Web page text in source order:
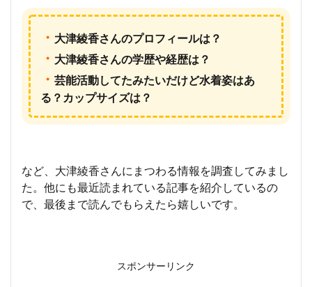
・ 大津綾香さんのプロフィールは？
・ 大津綾香さんの学歴や経歴は？
・ 芸能活動してたみたいだけど水着姿はあ
る？カップサイズは？
など、大津綾香さんにまつわる情報を調査してみまし
た。他にも最近読まれている記事を紹介しているの
で、最後まで読んでもらえたら嬉しいです。
スポンサーリンク